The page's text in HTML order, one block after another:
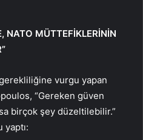
NATO MÜTTEFİKLERİNİN
vurgu yapan
“Gereken güven
birçok şey düzeltilebilir.”
yaptı: